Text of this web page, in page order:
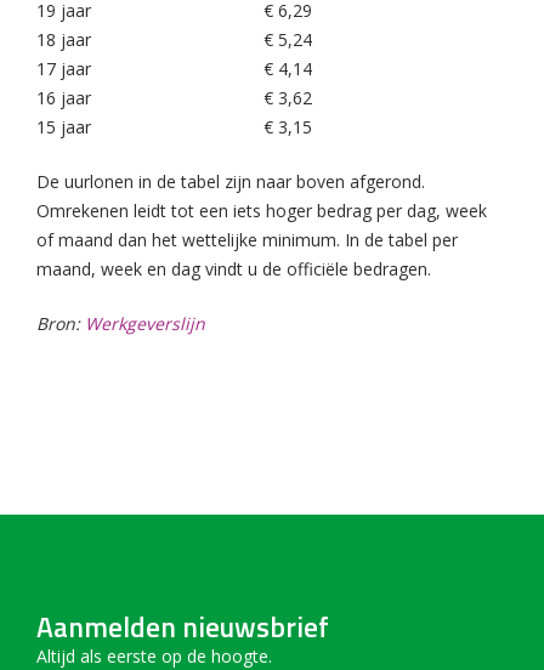
19 jaar
€ 6,29
18 jaar
€ 5,24
17 jaar
€ 4,14
16 jaar
€ 3,62
15 jaar
€ 3,15
De uurlonen in de tabel zijn naar boven afgerond.
Omrekenen leidt tot een iets hoger bedrag per dag, week
of maand dan het wettelijke minimum. In de tabel per
maand, week en dag vindt u de officiële bedragen.
Bron: Werkgeverslijn
Aanmelden nieuwsbrief
Altijd als eerste op de hoogte.